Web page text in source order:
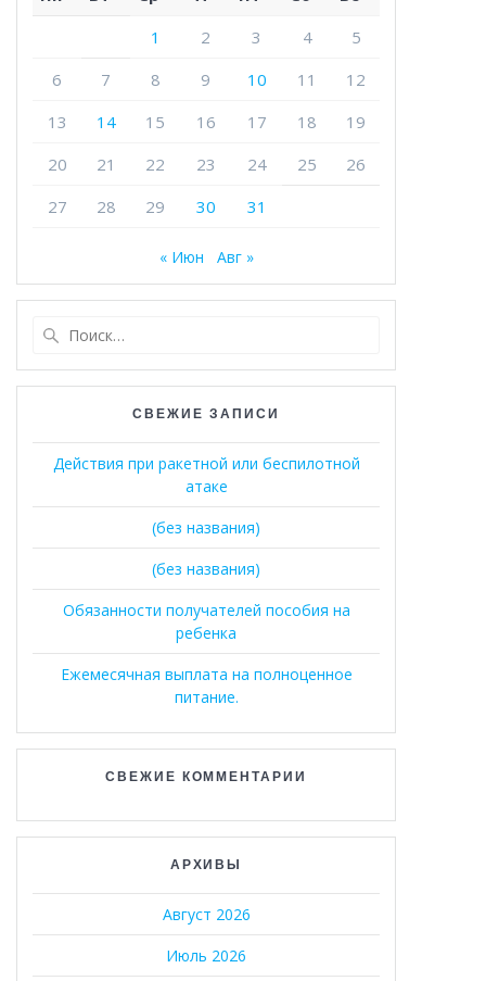
1
2 3 4
5
6
7 8 9 10 11
12
13
14 15 16 17 18
19
20
21 22 23 24 25
26
27
28 29 30 31
« Июн Авг »
СВЕЖИЕ ЗАПИСИ
Действия при ракетной или беспилотной
атаке
(без названия)
(без названия)
Обязанности получателей пособия на
ребенка
Ежемесячная выплата на полноценное
питание.
СВЕЖИЕ КОММЕНТАРИИ
АРХИВЫ
Август 2026
Июль 2026